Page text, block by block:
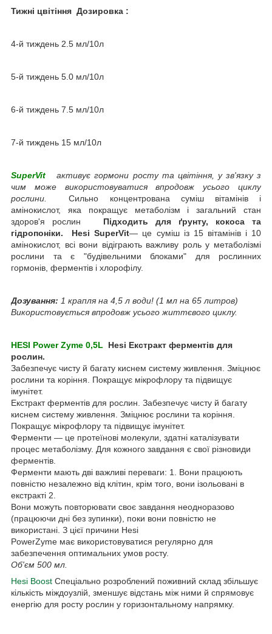
Тижні цвітіння Дозировка :
4-й тиждень 2.5 мл/10л
5-й тиждень 5.0 мл/10л
6-й тиждень 7.5 мл/10л
7-й тиждень 15 мл/10л
SuperVitактивує гормони росту та цвітіння, у зв'язку з
чим може використовуватися впродовж усього циклу
рослини.Сильно концентрована суміш вітамінів і
амінокислот, яка покращує метаболізм і загальний стан
здоров'я рослин Підходить для ґрунту, кокоса та
гідропоніки. Hesi SuperVit— це суміш із 15 вітамінів і 10
амінокислот, всі вони відіграють важливу роль у метаболізмі
рослини та є "будівельними блоками" для рослинних
гормонів, ферментів і хлорофілу.
Дозування: 1 крапля на 4,5 л води! (1 мл на 65 литров)
Використовується впродовж усього життєвого циклу.
HESI Power Zyme 0,5L Hesi Екстракт ферментів для
рослин.
Забезпечує чисту й багату киснем систему живлення. Зміцнює
рослини та коріння. Покращує мікрофлору та підвищує
імунітет.
Екстракт ферментів для рослин. Забезпечує чисту й багату
киснем систему живлення. Зміцнює рослини та коріння.
Покращує мікрофлору та підвищує імунітет.
Ферменти — це протеїнові молекули, здатні каталізувати
процес метаболізму. Для кожного завдання є свої різновиди
ферментів.
Ферменти мають дві важливі переваги: 1. Вони працюють
повністю незалежно від клітин, крім того, вони ізольовані в
екстракті 2.
Вони можуть повторювати своє завдання неодноразово
(працюючи дні без зупинки), поки вони повністю не
використані. З цієї причини Hesi
PowerZyme має використовуватися регулярно для
забезпечення оптимальних умов росту.
Об'єм 500 мл.
Hesi Boost Спеціально розроблений поживний склад збільшує
кількість міждоузлій, зменшує відстань між ними й спрямовує
енергію для росту рослин у горизонтальному напрямку.